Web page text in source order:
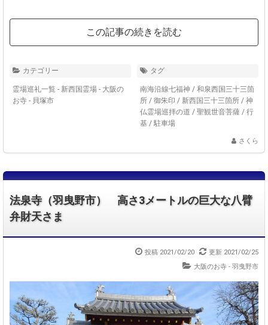
この記事の続きを読む
カテゴリー
霊場巡礼一覧 - 新西国霊場 - 大阪の
お寺 - 貝塚市
タグ
南海沿線七福神 / 和泉西国三十三箇
所 / 御朱印 / 新西国三十三箇所 / 神
仏霊場巡拝の道 / 聖観世音菩薩 / 行
基 / 駐車場
さくら
法泉寺（羽曳野市） 高さ3メートルの巨大な八臂
弁財天さま
投稿 2021/02/20
更新 2021/02/25
大阪のお寺 - 羽曳野市